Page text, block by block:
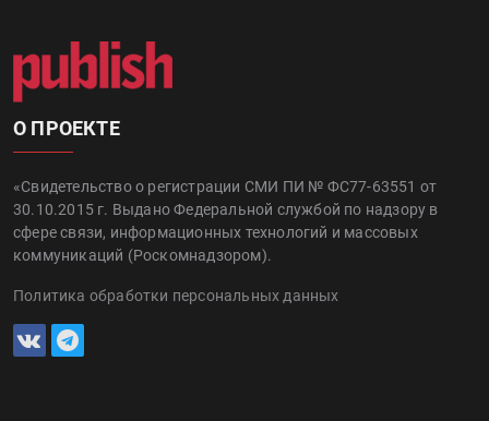
О ПРОЕКТЕ
«Свидетельство о регистрации СМИ ПИ № ФС77-63551 от
30.10.2015 г. Выдано Федеральной службой по надзору в
сфере связи, информационных технологий и массовых
коммуникаций (Роскомнадзором).
Политика обработки персональных данных